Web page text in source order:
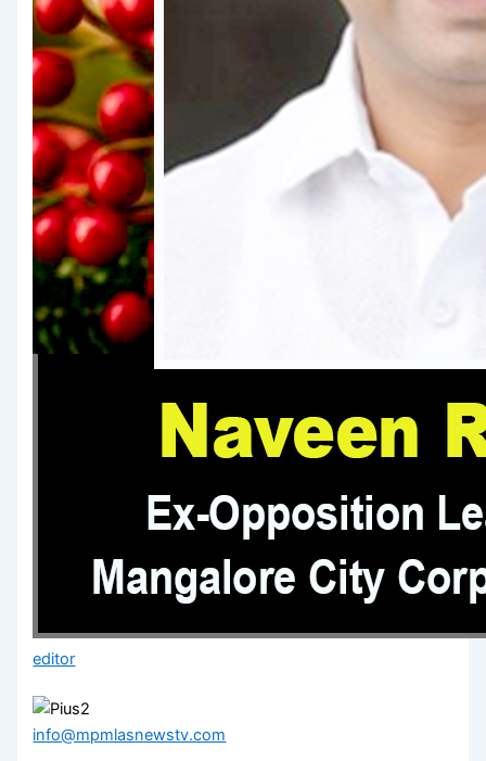
editor
info@mpmlasnewstv.com